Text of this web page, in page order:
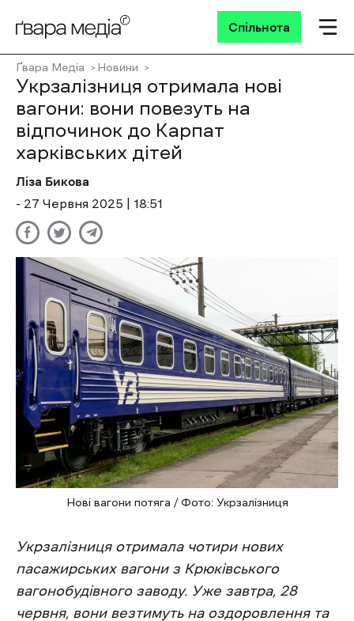
Спільнота
Ґвара Медіа Новини
Укрзалізниця отримала нові
вагони: вони повезуть на
відпочинок до Карпат
харківських дітей
Ліза Бикова
- 27 Червня 2025 | 18:51
Нові вагони потяга / Фото: Укрзалізниця
Укрзалізниця отримала чотири нових
пасажирських вагони з Крюківського
вагонобудівного заводу. Уже завтра, 28
червня, вони везтимуть на оздоровлення та